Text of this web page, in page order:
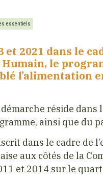
essentiels
et 2021 dans le
le
l’alimentation
réside dans
ainsi que du
dans le cadre de
aux côtés de la
et 2014 sur le